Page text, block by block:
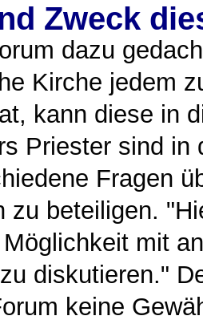
Zweck
dazu
Kirche jedem
kann diese in
Priester sind in
Fragen
zu beteiligen.
mit
diskutieren."
keine